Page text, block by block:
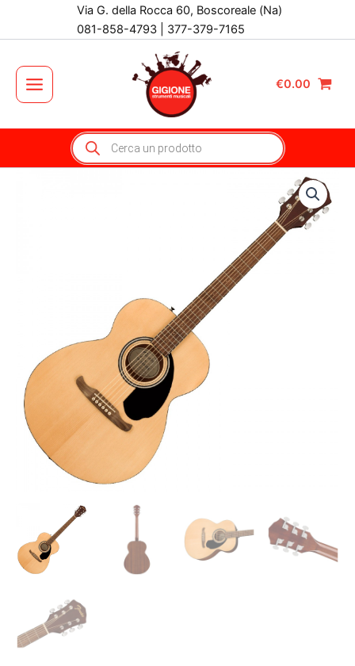
Via G. della Rocca 60, Boscoreale (Na)
081-858-4793 | 377-379-7165
Main
Menu
€0.00
Products
search